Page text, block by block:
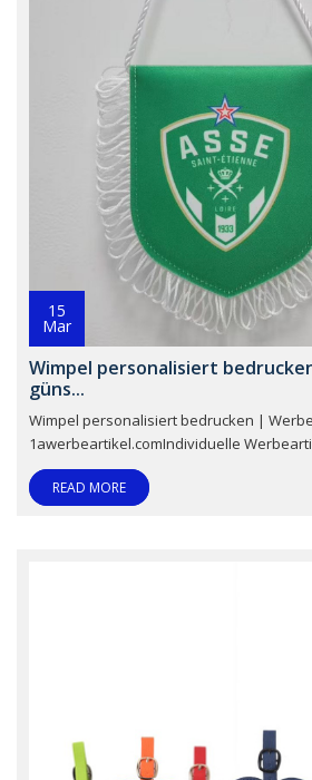
15
Mar
Wimpel personalisiert
güns...
Wimpel personalisiert bedrucken |
1awerbeartikel.comIndividuelle
READ MORE